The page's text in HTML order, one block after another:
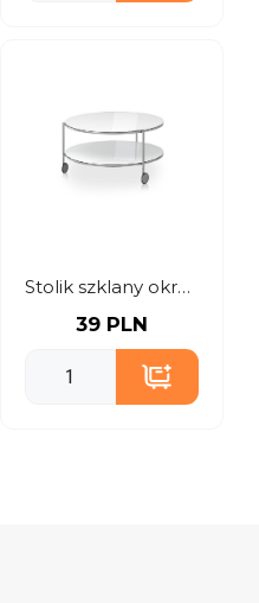
Stolik szklany okrągły
39 PLN